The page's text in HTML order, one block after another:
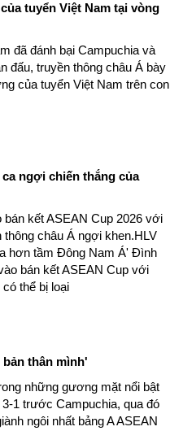
tuyển Việt Nam tại vòng
đã đánh bại Campuchia và
đấu, truyền thông châu Á bày
của tuyển Việt Nam trên con
ngợi chiến thắng của
kết ASEAN Cup 2026 với
châu Á ngợi khen.HLV
hơn tầm Đông Nam Á' Đình
bán kết ASEAN Cup với
thể bị loại
thân mình'
những gương mặt nổi bật
1 trước Campuchia, qua đó
ngôi nhất bảng A ASEAN